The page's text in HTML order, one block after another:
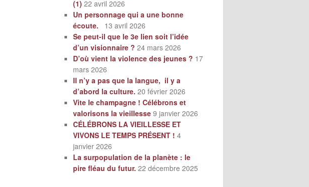
(1) 22 avril 2026
Un personnage qui a une bonne
écoute.
13 avril 2026
Se peut-il que le 3e lien soit l’idée
d’un visionnaire ? 24 mars 2026
D’où vient la violence des jeunes ? 17
mars 2026
Il n’y a pas que la langue, il y a
d’abord la culture. 20 février 2026
Vite le champagne ! Célébrons et
valorisons la vieillesse 9 janvier 2026
CÉLÉBRONS LA VIEILLESSE ET
VIVONS LE TEMPS PRÉSENT ! 4
janvier 2026
La surpopulation de la planète : le
pire fléau du futur. 22 décembre 2025